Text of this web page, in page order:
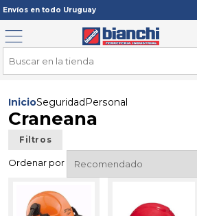
Envíos en todo Uruguay
Menú
InicioSeguridad Personal
Craneana
Filtros
Ordenar por